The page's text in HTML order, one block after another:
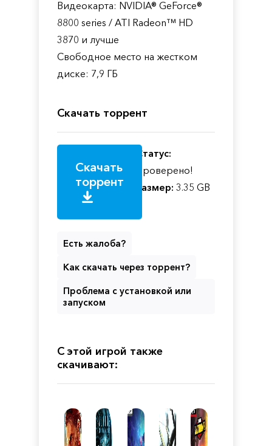
Видеокарта: NVIDIA® GeForce®
8800 series / ATI Radeon™ HD
3870 и лучше
Свободное место на жестком
диске: 7,9 ГБ
Скачать торрент
Скачать
торрент
Статус:
Проверено!
Размер: 3.35 GB
Есть жалоба?
Как скачать через торрент?
Проблема с установкой или
запуском
С этой игрой также
скачивают: